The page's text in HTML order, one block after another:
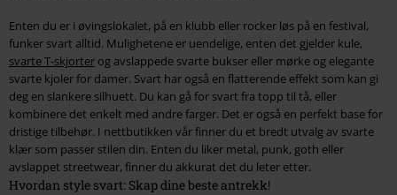
Enten du er i øvingslokalet, på en klubb eller rocker løs på en festival,
funker svart alltid. Mulighetene er uendelige, enten det gjelder kule,
svarte T-skjorter og avslappede svarte bukser eller mørke og elegante
svarte kjoler for damer. Svart har også en flatterende effekt som kan gi
deg en slankere silhuett. Du kan gå for svart fra topp til tå, eller
kombinere det enkelt med andre farger. Det er også en perfekt base for
dristige tilbehør. I nettbutikken vår finner du et bredt utvalg av svarte
klær som passer stilen din. Enten du liker metal, punk, goth eller
avslappet streetwear, finner du akkurat det du leter etter.
Hvordan style svart: Skap dine beste antrekk!